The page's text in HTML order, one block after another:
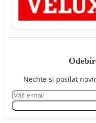
Nechte si posílat